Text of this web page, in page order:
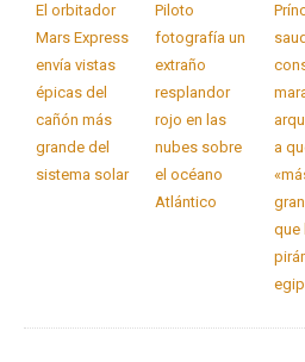
El orbitador
Mars Express
envía vistas
épicas del
cañón más
grande del
sistema solar
Piloto
fotografía un
extraño
resplandor
rojo en las
nubes sobre
el océano
Atlántico
a
que